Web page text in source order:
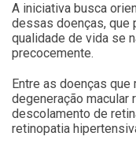
A iniciativa busca
dessas doenças, que
qualidade de vida se
precocemente.
Entre as doenças
degeneração macular
descolamento de
retinopatia